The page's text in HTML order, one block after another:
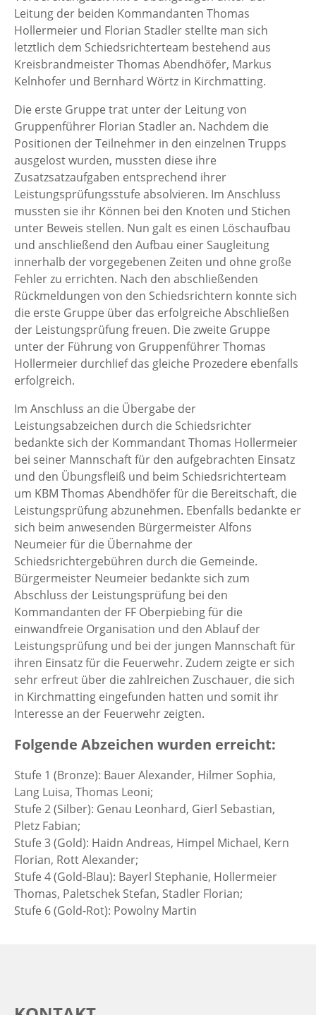
Leitung der beiden Kommandanten Thomas
Hollermeier und Florian Stadler stellte man sich
letztlich dem Schiedsrichterteam bestehend aus
Kreisbrandmeister Thomas Abendhöfer, Markus
Kelnhofer und Bernhard Wörtz in Kirchmatting.
Die erste Gruppe trat unter der Leitung von
Gruppenführer Florian Stadler an. Nachdem die
Positionen der Teilnehmer in den einzelnen Trupps
ausgelost wurden, mussten diese ihre
Zusatzsatzaufgaben entsprechend ihrer
Leistungsprüfungsstufe absolvieren. Im Anschluss
mussten sie ihr Können bei den Knoten und Stichen
unter Beweis stellen. Nun galt es einen Löschaufbau
und anschließend den Aufbau einer Saugleitung
innerhalb der vorgegebenen Zeiten und ohne große
Fehler zu errichten. Nach den abschließenden
Rückmeldungen von den Schiedsrichtern konnte sich
die erste Gruppe über das erfolgreiche Abschließen
der Leistungsprüfung freuen. Die zweite Gruppe
unter der Führung von Gruppenführer Thomas
Hollermeier durchlief das gleiche Prozedere ebenfalls
erfolgreich.
Im Anschluss an die Übergabe der
Leistungsabzeichen durch die Schiedsrichter
bedankte sich der Kommandant Thomas Hollermeier
bei seiner Mannschaft für den aufgebrachten Einsatz
und den Übungsfleiß und beim Schiedsrichterteam
um KBM Thomas Abendhöfer für die Bereitschaft, die
Leistungsprüfung abzunehmen. Ebenfalls bedankte er
sich beim anwesenden Bürgermeister Alfons
Neumeier für die Übernahme der
Schiedsrichtergebühren durch die Gemeinde.
Bürgermeister Neumeier bedankte sich zum
Abschluss der Leistungsprüfung bei den
Kommandanten der FF Oberpiebing für die
einwandfreie Organisation und den Ablauf der
Leistungsprüfung und bei der jungen Mannschaft für
ihren Einsatz für die Feuerwehr. Zudem zeigte er sich
sehr erfreut über die zahlreichen Zuschauer, die sich
in Kirchmatting eingefunden hatten und somit ihr
Interesse an der Feuerwehr zeigten.
Folgende Abzeichen wurden erreicht:
Stufe 1 (Bronze): Bauer Alexander, Hilmer Sophia,
Lang Luisa, Thomas Leoni;
Stufe 2 (Silber): Genau Leonhard, Gierl Sebastian,
Pletz Fabian;
Stufe 3 (Gold): Haidn Andreas, Himpel Michael, Kern
Florian, Rott Alexander;
Stufe 4 (Gold-Blau): Bayerl Stephanie, Hollermeier
Thomas, Paletschek Stefan, Stadler Florian;
Stufe 6 (Gold-Rot): Powolny Martin